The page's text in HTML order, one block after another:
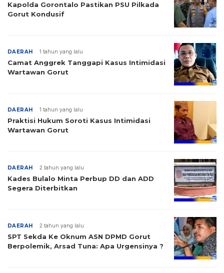
Kapolda Gorontalo Pastikan PSU Pilkada
Gorut Kondusif
DAERAH 1 tahun yang lalu
Camat Anggrek Tanggapi Kasus Intimidasi
Wartawan Gorut
DAERAH 1 tahun yang lalu
Praktisi Hukum Soroti Kasus Intimidasi
Wartawan Gorut
DAERAH 2 tahun yang lalu
Kades Bulalo Minta Perbup DD dan ADD
Segera Diterbitkan
DAERAH 2 tahun yang lalu
SPT Sekda Ke Oknum ASN DPMD Gorut
Berpolemik, Arsad Tuna: Apa Urgensinya ?